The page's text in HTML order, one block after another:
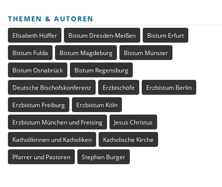
THEMEN & AUTOREN
Elisabeth Hüffer Bistum Dresden-Meißen Bistum Erfurt
Bistum Fulda Bistum Magdeburg Bistum Münster
Bistum Osnabrück Bistum Regensburg
Deutsche Bischofskonferenz Erzbischöfe Erzbistum Berlin
Erzbistum Freiburg Erzbistum Köln
Erzbistum München und Freising Jesus Christus
Katholikinnen und Katholiken Katholische Kirche
Pfarrer und Pastoren Stephan Burger